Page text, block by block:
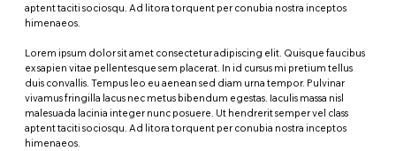
aptent taciti sociosqu. Ad litora torquent per conubia nostra inceptos
himenaeos.
Lorem ipsum dolor sit amet consectetur adipiscing elit. Quisque faucibus
ex sapien vitae pellentesque sem placerat. In id cursus mi pretium tellus
duis convallis. Tempus leo eu aenean sed diam urna tempor. Pulvinar
vivamus fringilla lacus nec metus bibendum egestas. Iaculis massa nisl
malesuada lacinia integer nunc posuere. Ut hendrerit semper vel class
aptent taciti sociosqu. Ad litora torquent per conubia nostra inceptos
himenaeos.